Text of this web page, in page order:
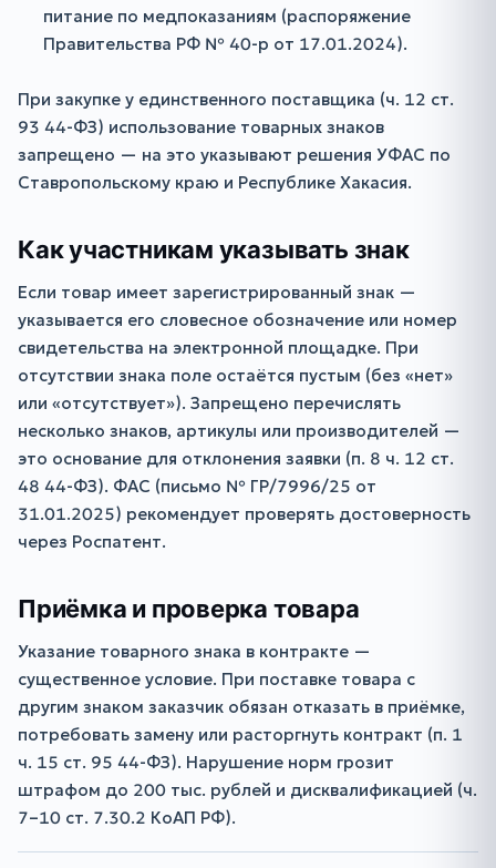
питание по медпоказаниям (распоряжение
Правительства РФ № 40-р от 17.01.2024).
При закупке у единственного поставщика (ч. 12 ст.
93 44-ФЗ) использование товарных знаков
запрещено — на это указывают решения УФАС по
Ставропольскому краю и Республике Хакасия.
Как участникам указывать знак
Если товар имеет зарегистрированный знак —
указывается его словесное обозначение или номер
свидетельства на электронной площадке. При
отсутствии знака поле остаётся пустым (без «нет»
или «отсутствует»). Запрещено перечислять
несколько знаков, артикулы или производителей —
это основание для отклонения заявки (п. 8 ч. 12 ст.
48 44-ФЗ). ФАС (письмо № ГР/7996/25 от
31.01.2025) рекомендует проверять достоверность
через Роспатент.
Приёмка и проверка товара
Указание товарного знака в контракте —
существенное условие. При поставке товара с
другим знаком заказчик обязан отказать в приёмке,
потребовать замену или расторгнуть контракт (п. 1
ч. 15 ст. 95 44-ФЗ). Нарушение норм грозит
штрафом до 200 тыс. рублей и дисквалификацией (ч.
7–10 ст. 7.30.2 КоАП РФ).